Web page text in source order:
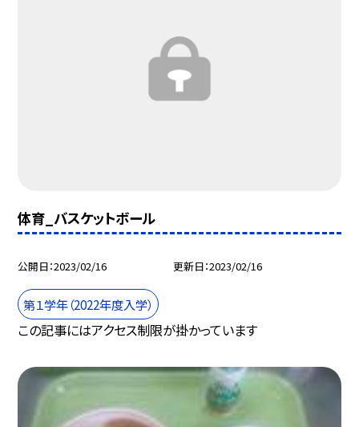
体育_バスケットボール
公開日 2023/02/16 更新日 2023/02/16
第１学年（2022年度入学）
この記事にはアクセス制限が掛かっています